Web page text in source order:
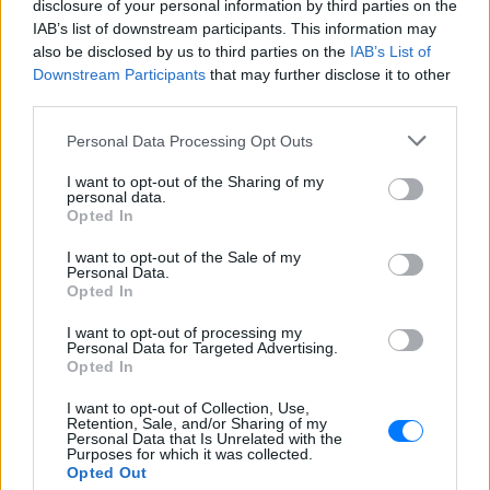
disclosure of your personal information by third parties on the
IAB’s list of downstream participants. This information may
also be disclosed by us to third parties on the IAB’s List of
Downstream Participants that may further disclose it to other
Personal Data Processing Opt Outs
I want to opt-out of the Sharing of my
personal data.
Opted In
I want to opt-out of the Sale of my
Personal Data.
Opted In
I want to opt-out of processing my
Personal Data for Targeted Advertising.
Opted In
I want to opt-out of Collection, Use,
Retention, Sale, and/or Sharing of my
Personal Data that Is Unrelated with the
Purposes for which it was collected.
Opted Out
ΔΕΙΤΕ ΕΠΙΣΗΣ
ΣΤΗΝ ΙΔΙΑ ΚΑΤΗΓΟΡΙΑ
Εύβοιας ‑ Εγκαταλελειμμένα
ορυχεία μετατράπηκαν σε
ΣΉΜΕΡΑ
Στη Βόρεια Εύβοια, κοντά στο Μαντούδι
και τη Λίμνη, δώδεκα πρώην ορυχεία